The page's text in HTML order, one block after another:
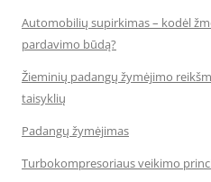
Automobilių supirkimas – kodėl
pardavimo būdą?
Žieminių padangų žymėjimo
taisyklių
Padangų žymėjimas
Turbokompresoriaus veikimo